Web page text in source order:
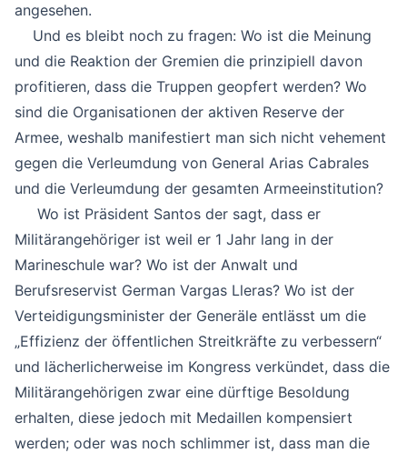
angesehen.
Und es bleibt noch zu fragen: Wo ist die Meinung
und die Reaktion der Gremien die prinzipiell davon
profitieren, dass die Truppen geopfert werden? Wo
sind die Organisationen der aktiven Reserve der
Armee, weshalb manifestiert man sich nicht vehement
gegen die Verleumdung von General Arias Cabrales
und die Verleumdung der gesamten Armeeinstitution?
Wo ist Präsident Santos der sagt, dass er
Militärangehöriger ist weil er 1 Jahr lang in der
Marineschule war? Wo ist der Anwalt und
Berufsreservist German Vargas Lleras? Wo ist der
Verteidigungsminister der Generäle entlässt um die
„Effizienz der öffentlichen Streitkräfte zu verbessern“
und lächerlicherweise im Kongress verkündet, dass die
Militärangehörigen zwar eine dürftige Besoldung
erhalten, diese jedoch mit Medaillen kompensiert
werden; oder was noch schlimmer ist, dass man die